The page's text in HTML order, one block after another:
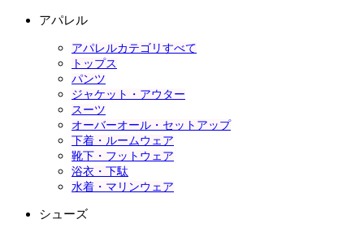
アパレル
アパレルカテゴリすべて
トップス
パンツ
ジャケット・アウター
スーツ
オーバーオール・セットアップ
下着・ルームウェア
靴下・フットウェア
浴衣・下駄
水着・マリンウェア
シューズ